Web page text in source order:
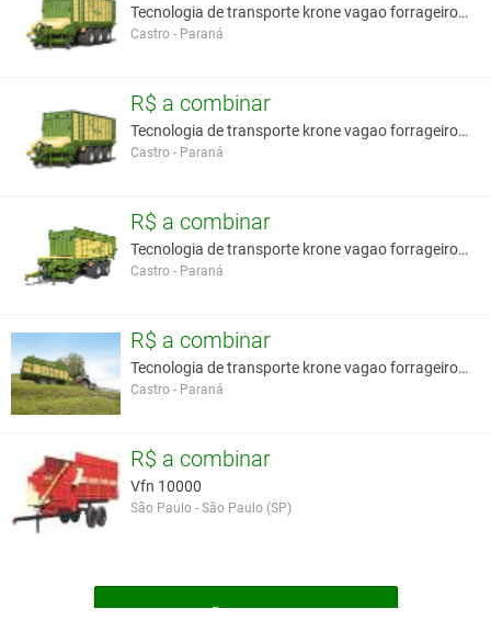
Tecnologia de transporte krone vagao forrageiro au
Castro - Paraná
R$ a combinar
Tecnologia de transporte krone vagao forrageiro au
Castro - Paraná
R$ a combinar
Tecnologia de transporte krone vagao forrageiro au
Castro - Paraná
R$ a combinar
Tecnologia de transporte krone vagao forrageiro au
Castro - Paraná
R$ a combinar
Vfn 10000
São Paulo - São Paulo (SP)